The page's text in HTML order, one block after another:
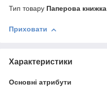
Тип товару Паперова книжка
Приховати
Характеристики
Основні атрибути